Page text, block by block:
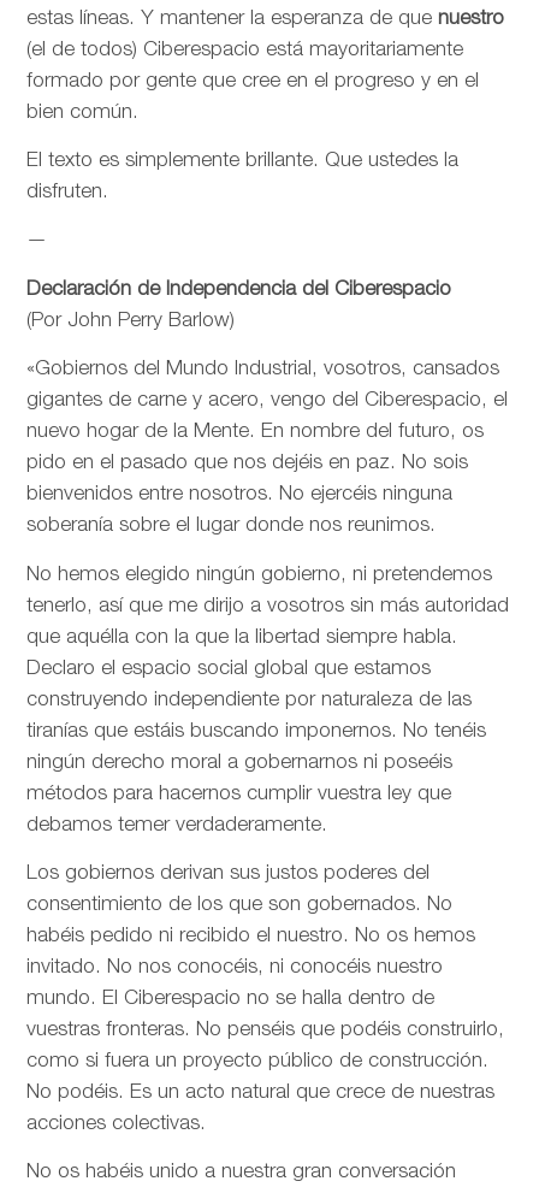
estas líneas. Y mantener la esperanza de que nuestro
(el de todos) Ciberespacio está mayoritariamente
formado por gente que cree en el progreso y en el
bien común.
El texto es simplemente brillante. Que ustedes la
disfruten.
—
Declaración de Independencia del Ciberespacio
(Por John Perry Barlow)
«Gobiernos del Mundo Industrial, vosotros, cansados
gigantes de carne y acero, vengo del Ciberespacio, el
nuevo hogar de la Mente. En nombre del futuro, os
pido en el pasado que nos dejéis en paz. No sois
bienvenidos entre nosotros. No ejercéis ninguna
soberanía sobre el lugar donde nos reunimos.
No hemos elegido ningún gobierno, ni pretendemos
tenerlo, así que me dirijo a vosotros sin más autoridad
que aquélla con la que la libertad siempre habla.
Declaro el espacio social global que estamos
construyendo independiente por naturaleza de las
tiranías que estáis buscando imponernos. No tenéis
ningún derecho moral a gobernarnos ni poseéis
métodos para hacernos cumplir vuestra ley que
debamos temer verdaderamente.
Los gobiernos derivan sus justos poderes del
consentimiento de los que son gobernados. No
habéis pedido ni recibido el nuestro. No os hemos
invitado. No nos conocéis, ni conocéis nuestro
mundo. El Ciberespacio no se halla dentro de
vuestras fronteras. No penséis que podéis construirlo,
como si fuera un proyecto público de construcción.
No podéis. Es un acto natural que crece de nuestras
acciones colectivas.
No os habéis unido a nuestra gran conversación